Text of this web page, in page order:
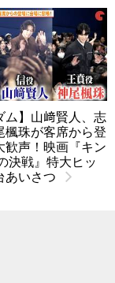
ム】山﨑賢人、志
楓珠が客席から登
歓声！映画『キン
決戦』特大ヒッ
あいさつ